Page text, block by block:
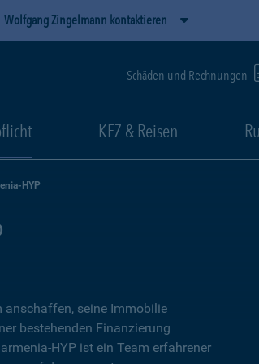
Wolfgang Zingelmann kontaktieren
Schäden und Rechnungen
KFZ & Reisen
HYP
anschaffen, seine Immobilie
bestehenden Finanzierung
HYP ist ein Team erfahrener